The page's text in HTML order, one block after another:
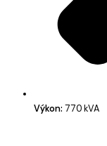
Výkon: 770 kVA